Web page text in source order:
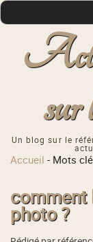
sur
Un blog sur le
Accueil - Mots
comment
photo ?